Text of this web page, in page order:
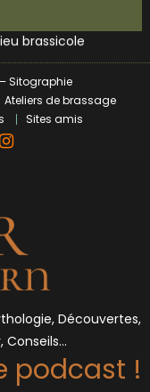
brassicole
bouchée de pain ?
Sitographie
Ateliers de brassage
Sites amis
Découvertes,
Conseils…
podcast !